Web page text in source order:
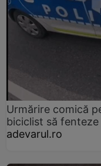
Urmărire comică
biciclist să
adevarul.ro